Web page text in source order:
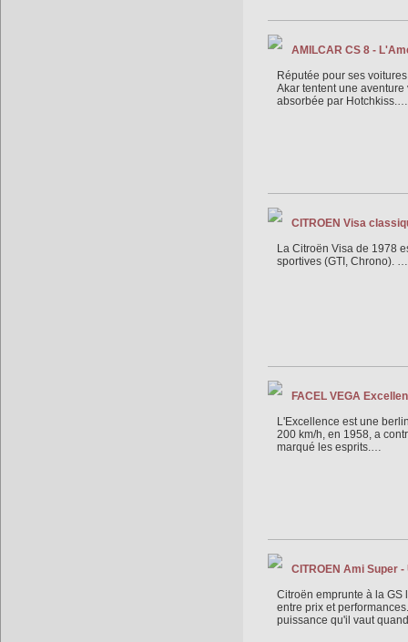
AMILCAR CS 8 -
Réputée pour ses
Akar tentent une
absorbée par Hotchkiss.…
CITROEN Visa
La Citroën Visa de 1978
sportives (GTI, Chrono). …
FACEL VEGA
L'Excellence est une
200 km/h, en 1958, a
marqué les esprits.…
CITROEN Ami Super
Citroën emprunte à la GS
entre prix et
puissance qu'il vaut